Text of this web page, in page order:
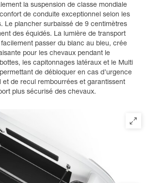
la suspension de classe mondiale
de conduite exceptionnel selon les
Le plancher surbaissé de 9 centimètres
des équidés. La lumière de transport
passer du blanc au bleu, crée
pour les chevaux pendant le
les capitonnages latéraux et le Multi
de débloquer en cas d’urgence
et de recul rembourrées et garantissent
plus sécurisé des chevaux.